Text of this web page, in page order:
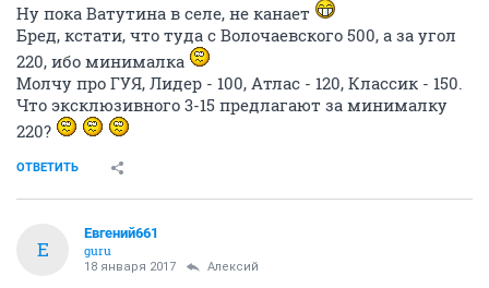
Ну пока Ватутина в селе, не канает
Бред, кстати, что туда с Волочаевского 500, а за угол
220, ибо минималка
Молчу про ГУЯ, Лидер - 100, Атлас - 120, Классик - 150.
Что эксклюзивного 3-15 предлагают за минималку
220?
ОТВЕТИТЬ
Е
Евгений661
guru
18 января 2017 Алексий